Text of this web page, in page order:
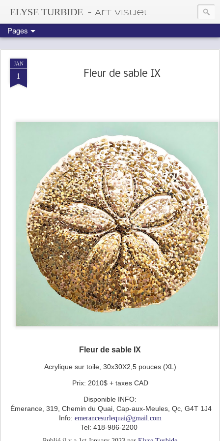
ELYSE TURBIDE - Art visuel
Pages
JAN
1 Fleur de sable IX
Fleur de sable IX
Acrylique sur toile, 30x30X2,5 pouces (XL)
Prix: 2010$ + taxes CAD
Disponible INFO:
Émerance, 319, Chemin du Quai, Cap-aux-Meules, Qc, G4T 1J4
Info: emerancesurlequai@gmail.com
Tel: 418-986-2200